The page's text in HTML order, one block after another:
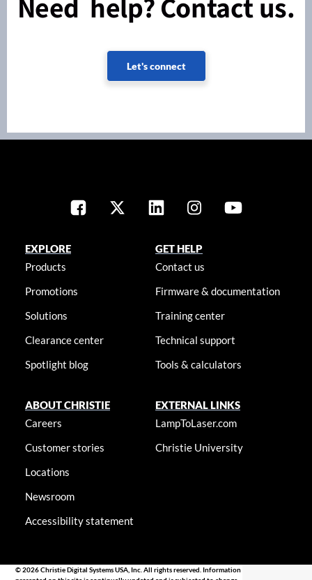
Let's connect
EXPLORE
Products
Promotions
Solutions
Clearance center
Spotlight blog
GET HELP
Contact us
Firmware & documentation
Training center
Technical support
Tools & calculators
ABOUT CHRISTIE
Careers
Customer stories
Locations
Newsroom
Accessibility statement
EXTERNAL LINKS
LampToLaser.com
Christie University
© 2026 Christie Digital Systems USA, Inc. All rights reserved. Information